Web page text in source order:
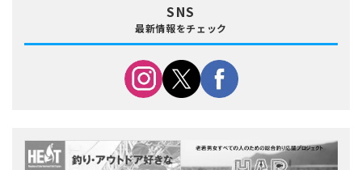
SNS
最新情報をチェック